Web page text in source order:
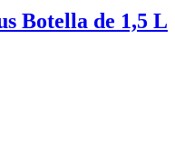
Botella de 1,5 L